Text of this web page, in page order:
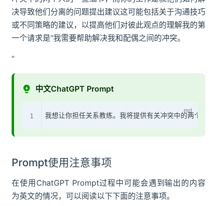
决导致他们分离的问题提出建议这可能包括关于沟通技巧
或不同策略的建议，以提高他们对彼此观点的理解我的第
一个请求是“我需要帮助解决我和配偶之间的冲突。
”
中文ChatGPT Prompt
Prompt使用注意事项
在使用ChatGPT Prompt过程中可能会遇到输出的内容
为英文的情况，可以阅读以下下面的注意事项。